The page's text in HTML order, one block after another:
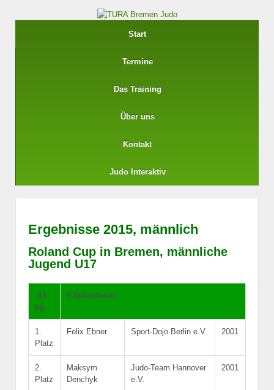
Start
Termine
Das Training
Über uns
Kontakt
Judo Interaktiv
Ergebnisse 2015, männlich
Roland Cup in Bremen, männliche
Jugend U17
-43
kg
9 Teilnehmer
1.
Platz
Felix Ebner Sport-Dojo Berlin e.V. 2001
2.
Platz
Maksym
Denchyk
Judo-Team Hannover
e.V.
2001